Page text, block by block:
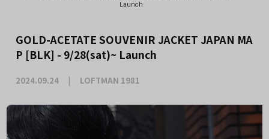
Launch
GOLD-ACETATE SOUVENIR JACKET JAPAN MA
P [BLK] - 9/28(sat)~ Launch
2024.09.24 LOFTMAN 1981